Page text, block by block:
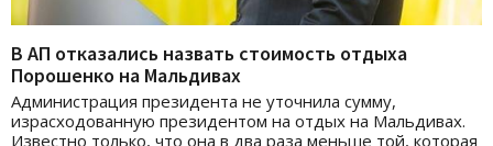
В АП отказались назвать стоимость отдыха
Порошенко на Мальдивах
Администрация президента не уточнила сумму,
израсходованную президентом на отдых на Мальдивах.
Известно только, что она в два раза меньше той, которая